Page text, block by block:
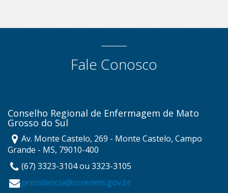
Fale Conosco
Conselho Regional de Enfermagem de Mato
Grosso do Sul
Av. Monte Castelo, 269 - Monte Castelo, Campo
Grande - MS, 79010-400
(67) 3323-3104 ou 3323-3105
presidencia@corenms.gov.br